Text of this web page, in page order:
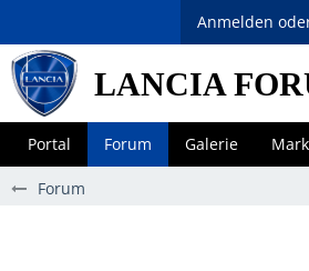
Anmelden
LANCIA
Portal Forum Galerie
Forum